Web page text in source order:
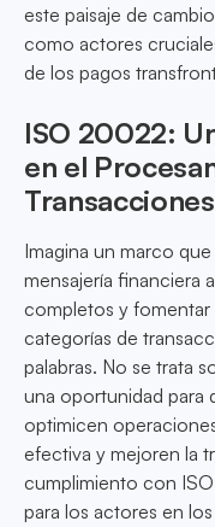
este paisaje de
como actores
de los pagos
ISO 20022:
en el
Transacciones
Imagina un marco
mensajería financiera
completos y fomentar
categorías de
palabras. No se trata
una oportunidad para
optimicen
efectiva y mejoren la
cumplimiento con
para los actores en